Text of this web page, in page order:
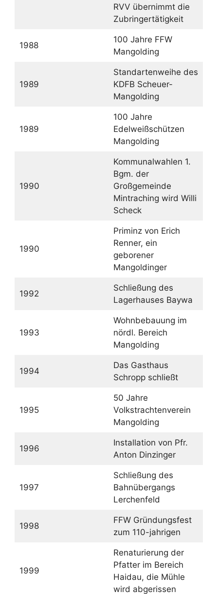
RVV übernimmt die
Zubringertätigkeit
1988
100 Jahre FFW
Mangolding
1989
Standartenweihe des
KDFB Scheuer-
Mangolding
1989
100 Jahre
Edelweißschützen
Mangolding
1990
Kommunalwahlen 1.
Bgm. der
Großgemeinde
Mintraching wird Willi
Scheck
1990
Priminz von Erich
Renner, ein
geborener
Mangoldinger
1992
Schließung des
Lagerhauses Baywa
1993
Wohnbebauung im
nördl. Bereich
Mangolding
1994
Das Gasthaus
Schropp schließt
1995
50 Jahre
Volkstrachtenverein
Mangolding
1996
Installation von Pfr.
Anton Dinzinger
1997
Schließung des
Bahnübergangs
Lerchenfeld
1998
FFW Gründungsfest
zum 110-jahrigen
1999
Renaturierung der
Pfatter im Bereich
Haidau, die Mühle
wird abgerissen